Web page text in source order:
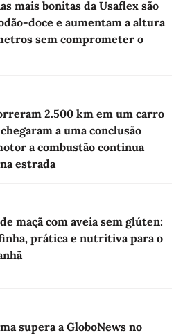
mais bonitas da Usaflex são
doce e aumentam a altura
sem comprometer o
2.500 km em um carro
a uma conclusão
a combustão continua
estrada
maçã com aveia sem glúten:
prática e nutritiva para o
supera a GloboNews no